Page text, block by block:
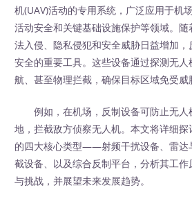
机(UAV)活动的专用系统，广泛应用于机
活动安全和关键基础设施保护等领域。
法入侵、隐私侵犯和安全威胁日益增加
安全的重要工具。这些设备通过探测无
航、甚至物理拦截，确保目标区域免受威
例如，在机场，反制设备可防止无人
地，拦截敌方侦察无人机。本文将详细
的四大核心类型——射频干扰设备、雷达
截设备、以及综合反制平台，分析其工
与挑战，并展望未来发展趋势。